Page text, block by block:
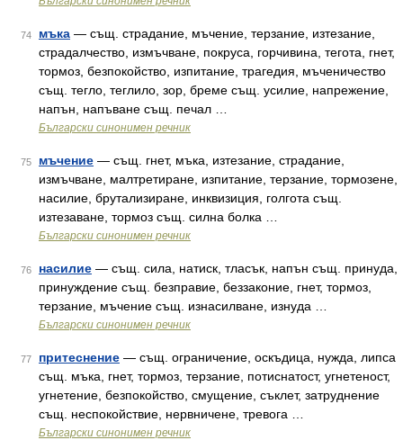
74 мъка — същ. страдание, мъчение, терзание, изтезание,
страдалчество, измъчване, покруса, горчивина, тегота, гнет,
тормоз, безпокойство, изпитание, трагедия, мъченичество
същ. тегло, теглило, зор, бреме същ. усилие, напрежение,
напън, напъване същ. печал …
Български синонимен речник
75 мъчение — същ. гнет, мъка, изтезание, страдание,
измъчване, малтретиране, изпитание, терзание, тормозене,
насилие, брутализиране, инквизиция, голгота същ.
изтезаване, тормоз същ. силна болка …
Български синонимен речник
76 насилие — същ. сила, натиск, тласък, напън същ. принуда,
принуждение същ. безправие, беззаконие, гнет, тормоз,
терзание, мъчение същ. изнасилване, изнуда …
Български синонимен речник
77 притеснение — същ. ограничение, оскъдица, нужда, липса
същ. мъка, гнет, тормоз, терзание, потиснатост, угнетеност,
угнетение, безпокойство, смущение, съклет, затруднение
същ. неспокойствие, нервничене, тревога …
Български синонимен речник